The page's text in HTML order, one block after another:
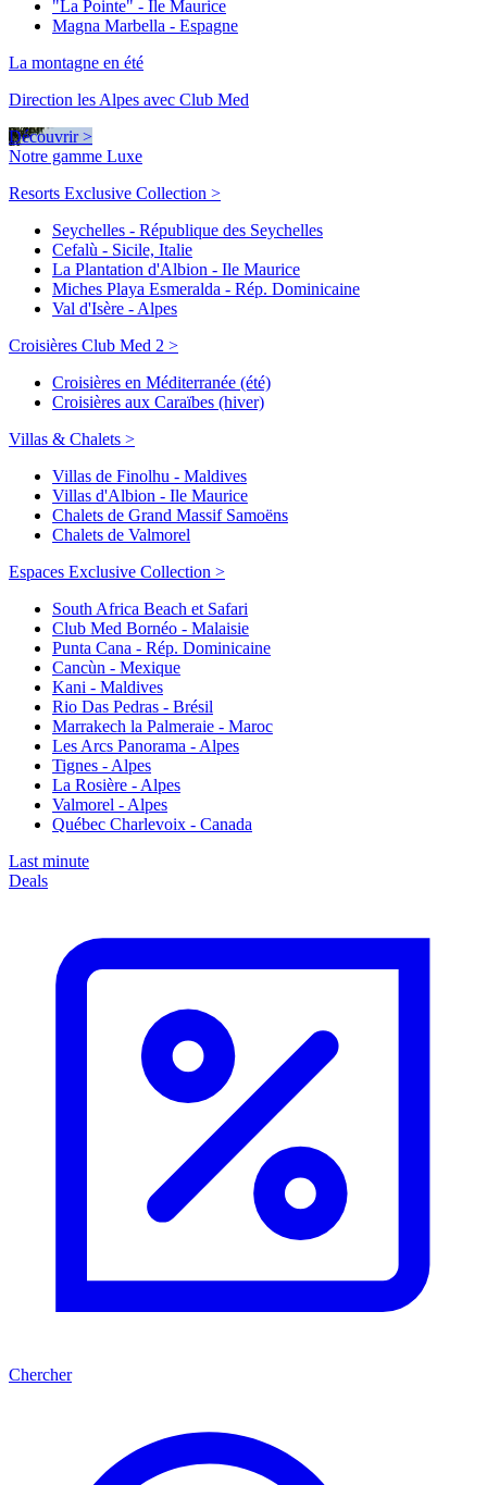
"La Pointe" - Ile Maurice
Magna Marbella - Espagne
La montagne en été
Direction les Alpes avec Club Med
Découvrir >
Notre gamme Luxe
Resorts Exclusive Collection >
Seychelles - République des Seychelles
Cefalù - Sicile, Italie
La Plantation d'Albion - Ile Maurice
Miches Playa Esmeralda - Rép. Dominicaine
Val d'Isère - Alpes
Croisières Club Med 2 >
Croisières en Méditerranée (été)
Croisières aux Caraïbes (hiver)
Villas & Chalets >
Villas de Finolhu - Maldives
Villas d'Albion - Ile Maurice
Chalets de Grand Massif Samoëns
Chalets de Valmorel
Espaces Exclusive Collection >
South Africa Beach et Safari
Club Med Bornéo - Malaisie
Punta Cana - Rép. Dominicaine
Cancùn - Mexique
Kani - Maldives
Rio Das Pedras - Brésil
Marrakech la Palmeraie - Maroc
Les Arcs Panorama - Alpes
Tignes - Alpes
La Rosière - Alpes
Valmorel - Alpes
Québec Charlevoix - Canada
Last minute
Deals
Chercher